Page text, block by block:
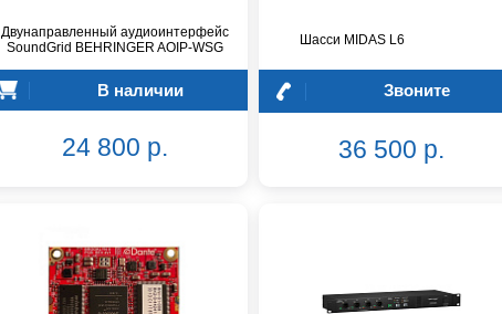
Двунаправленный аудиоинтерфейс
SoundGrid BEHRINGER AOIP-WSG
В наличии
24 800 р.
Шасси MIDAS L6
Звоните
36 500 р.